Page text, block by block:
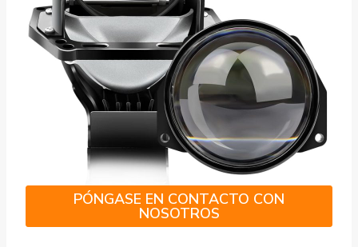
PÓNGASE EN CONTACTO CON
NOSOTROS